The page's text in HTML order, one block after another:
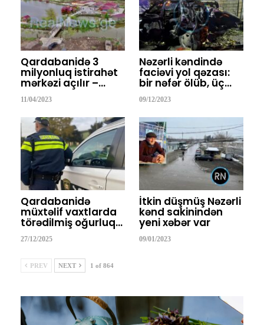
Qardabanidə 3
milyonluq istirahət
mərkəzi açılır –…
11/04/2023
Nəzərli kəndində
faciəvi yol qəzası:
bir nəfər ölüb, üç…
09/12/2023
Qardabanidə
müxtəlif vaxtlarda
törədilmiş oğurluq…
27/12/2025
İtkin düşmüş Nəzərli
kənd sakinindən
yeni xəbər var
09/01/2023
PREV NEXT 1 of 864